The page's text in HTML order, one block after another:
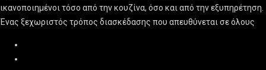
ικανοποιημένοι τόσο από την κουζίνα, όσο και από την εξυπηρέτηση.
Ένας ξεχωριστός τρόπος διασκέδασης που απευθύνεται σε όλους